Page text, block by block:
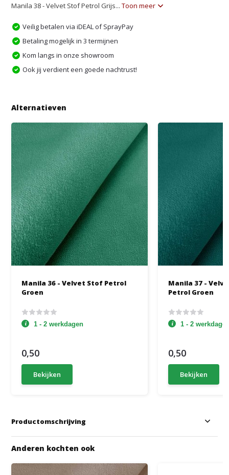
Manila 38 - Velvet Stof Petrol Grijs...Toon meer
Veilig betalen via iDEAL of SprayPay
Betaling mogelijk in 3 termijnen
Kom langs in onze showroom
Ook jij verdient een goede nachtrust!
Alternatieven
Manila 36 - Velvet Stof Petrol
Groen
1 - 2 werkdagen
0,50
Bekijken
Manila 37 -
Petrol Groen
1 - 2
0,50
Bekijken
Productomschrijving
Anderen kochten ook